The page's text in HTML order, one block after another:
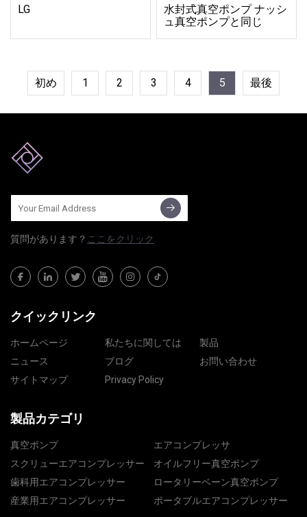
LG
水封式真空ポンプ ナッシ
ュ真空ポンプと同じ
初め 1 2 3 4 5 最後
質問​​があります？ ここをクリック
クイックリンク
ホームページ 私たちに関しては
製品
ニュース
ブログ
お問い合わせ
サイトマップ
Privacy Policy
製品カテゴリ
真空ポンプ
エアコンプレッサ
スクリューエアコンプレッサー
オイルフリー真空ポンプ
歯科用エアコンプレッサー
ロータリーベーン真空ポンプ
産業用エアコンプレッサー
ポータブルエアコンプレッサー